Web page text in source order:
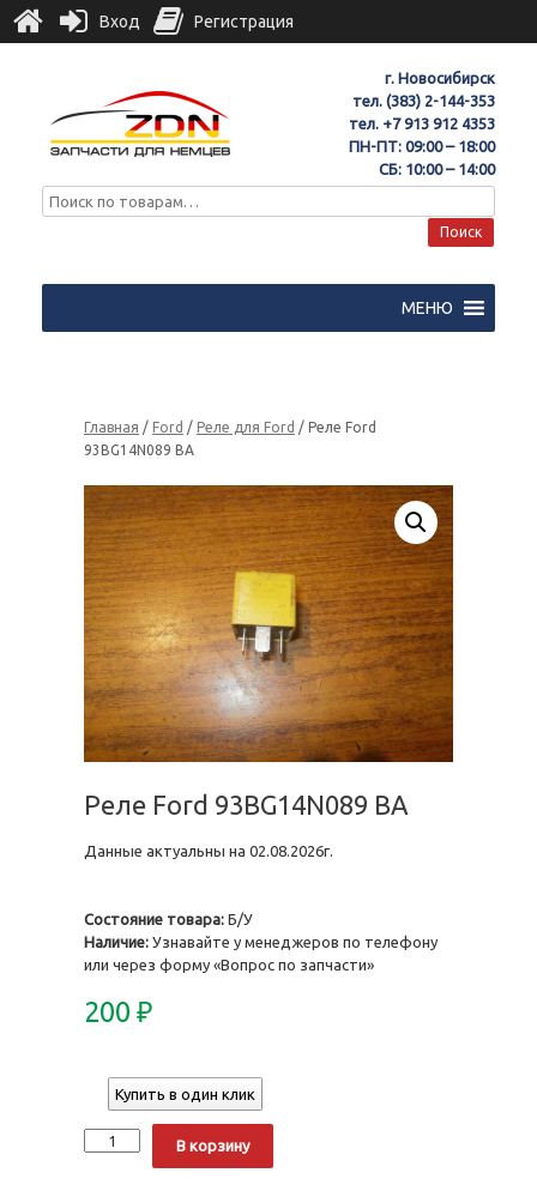
г. Новосибирск
тел. (383) 2-144-353
тел. +7 913 912 4353
ПН-ПТ: 09:00 – 18:00
СБ: 10:00 – 14:00
Поиск
МЕНЮ
Главная / Ford / Реле для Ford / Реле Ford
93BG14N089 BA
Реле Ford 93BG14N089 BA
Данные актуальны на 02.08.2026г.
Состояние товара: Б/У
Наличие: Узнавайте у менеджеров по телефону
или через форму «Вопрос по запчасти»
200 ₽
Купить в один клик
Количество
В корзину
Вход Регистрация